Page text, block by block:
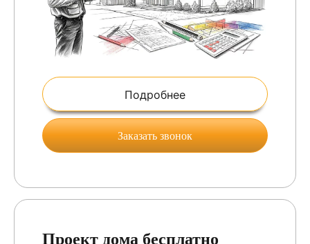
Подробнее
Заказать звонок
Проект дома бесплатно